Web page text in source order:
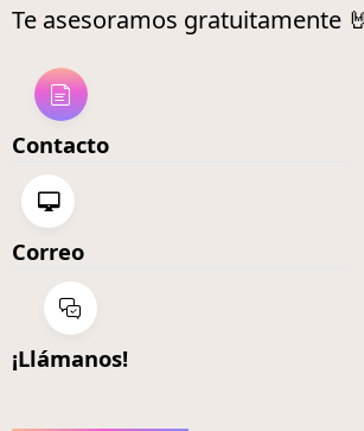
Te asesoramos gratuitamente 🤘
Contacto
Correo
¡Llámanos!